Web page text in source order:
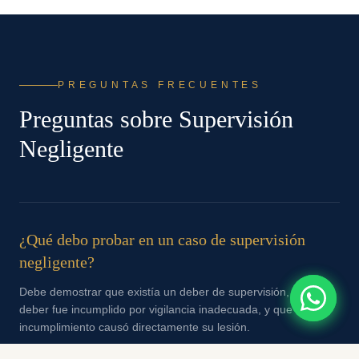
PREGUNTAS FRECUENTES
Preguntas sobre Supervisión
Negligente
¿Qué debo probar en un caso de supervisión
negligente?
Debe demostrar que existía un deber de supervisión, que el
deber fue incumplido por vigilancia inadecuada, y que el
incumplimiento causó directamente su lesión.